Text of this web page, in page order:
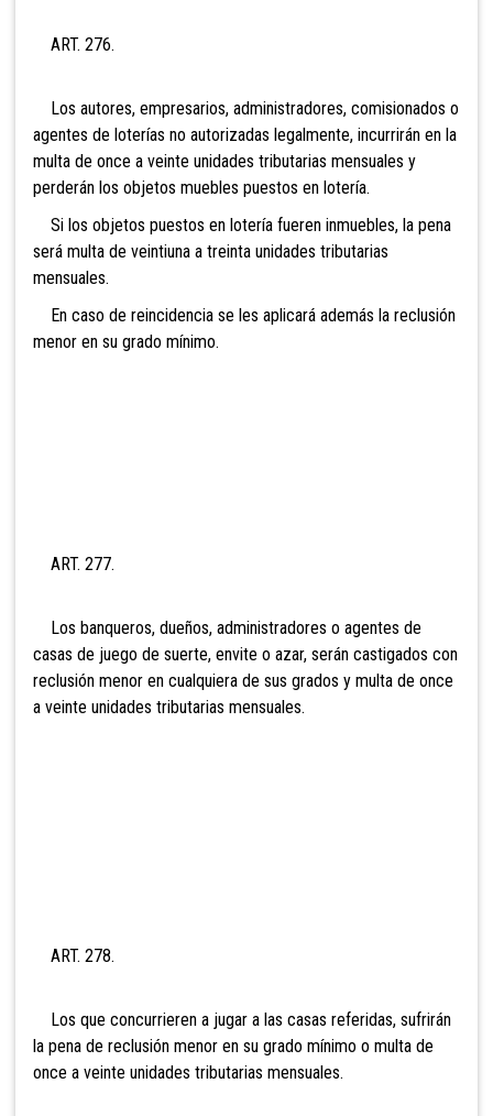
ART. 276.
Los autores, empresarios, administradores, comisionados o
agentes de loterías no autorizadas legalmente, incurrirán en la
multa de once a veinte unidades tributarias mensuales y
perderán los objetos muebles puestos en lotería.
Si los objetos puestos en lotería fueren inmuebles, la pena
será multa de veintiuna a treinta unidades tributarias
mensuales.
En caso de reincidencia se les aplicará además la reclusión
menor en su grado mínimo.
ART. 277.
Los banqueros, dueños, administradores o agentes de
casas de juego de suerte, envite o azar, serán castigados con
reclusión menor en cualquiera de sus grados y multa de once
a veinte unidades tributarias mensuales.
ART. 278.
Los que concurrieren a jugar a las casas referidas, sufrirán
la pena de reclusión menor en su grado mínimo o multa de
once a veinte unidades tributarias mensuales.